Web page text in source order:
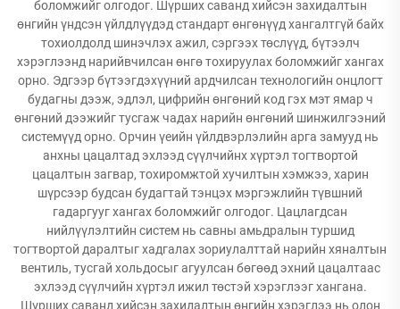
боломжийг олгодог. Шүрших саванд хийсэн захидалтын
өнгийн үндсэн үйлдлүүдэд стандарт өнгөнүүд хангалтгүй байх
тохиолдолд шинэчлэх ажил, сэргээх төслүүд, бүтээлч
хэрэглээнд нарийвчилсан өнгө тохируулах боломжийг хангах
орно. Эдгээр бүтээгдэхүүний ардчилсан технологийн онцлогт
будагны дээж, эдлэл, цифрийн өнгөний код гэх мэт ямар ч
өнгөний дээжийг тусгаж чадах нарийн өнгөний шинжилгээний
системүүд орно. Орчин үеийн үйлдвэрлэлийн арга замууд нь
анхны цацалтад эхлээд сүүлчийнх хүртэл тогтвортой
цацалтын загвар, тохиромжтой хучилтын хэмжээ, харин
шүрсээр будсан будагтай тэнцэх мэргэжлийн түвшний
гадаргууг хангах боломжийг олгодог. Цацлагдсан
нийлүүлэлтийн систем нь савны амьдралын туршид
тогтвортой даралтыг хадгалах зориулалттай нарийн хяналтын
вентиль, тусгай хольдосыг агуулсан бөгөөд эхний цацалтаас
эхлээд сүүлчийн хүртэл ижил төстэй хэрэглээг хангана.
Шүрших саванд хийсэн захидалтын өнгийн хэрэглээ нь олон